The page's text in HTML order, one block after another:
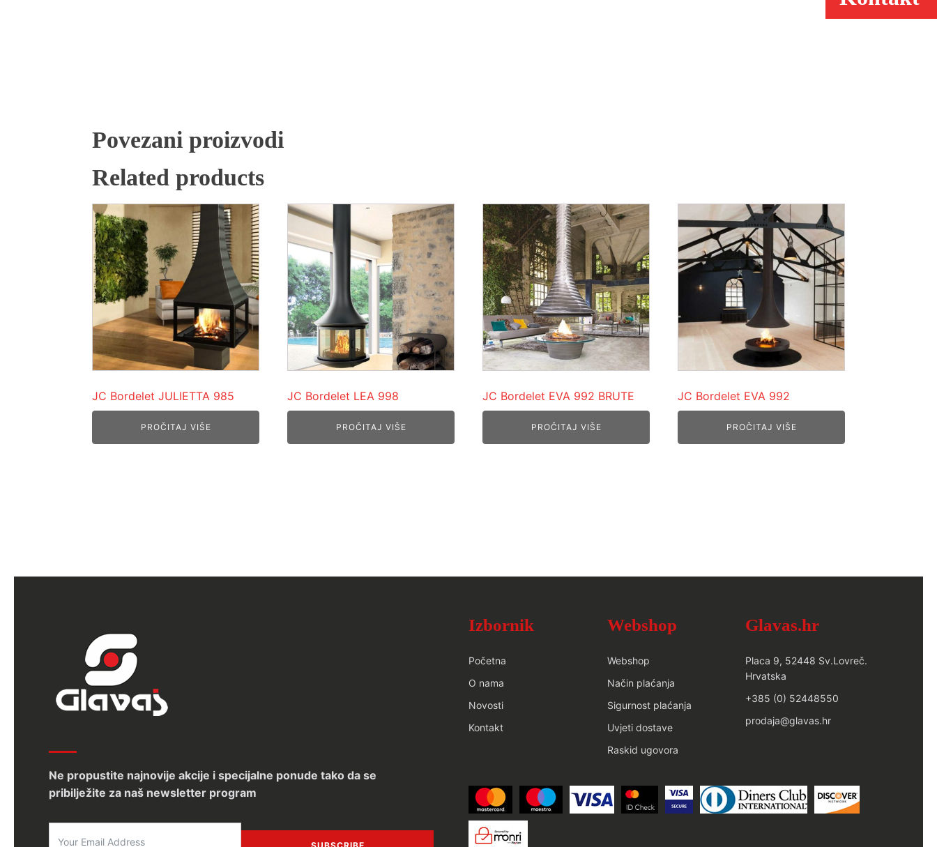
Povezani proizvodi
Related products
JC Bordelet JULIETTA 985
PROČITAJ VIŠE
JC Bordelet LEA 998
PROČITAJ VIŠE
JC Bordelet EVA 992 BRUTE
PROČITAJ VIŠE
JC Bordelet EVA 992
PROČITAJ VIŠE
Ne propustite najnovije akcije i specijalne ponude tako da se
pribilježite za naš newsletter program
Izbornik
Početna
O nama
Novosti
Kontakt
Webshop
Webshop
Način plaćanja
Sigurnost plaćanja
Uvjeti dostave
Raskid ugovora
Glavas.hr
Placa 9, 52448 Sv.Lovreč.
Hrvatska
+385 (0) 52448550
prodaja@glavas.hr